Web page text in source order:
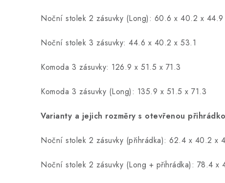
Noční stolek 2 zásuvky (Long): 60.6 x 40.2 x 44.9
Noční stolek 3 zásuvky: 44.6 x 40.2 x 53.1
Komoda 3 zásuvky: 126.9 x 51.5 x 71.3
Komoda 3 zásuvky (Long): 135.9 x 51.5 x 71.3
Varianty a jejich rozměry s otevřenou
Noční stolek 2 zásuvky (přihrádka): 62.4 x 40.2 x
Noční stolek 2 zásuvky (Long + přihrádka): 78.4 x